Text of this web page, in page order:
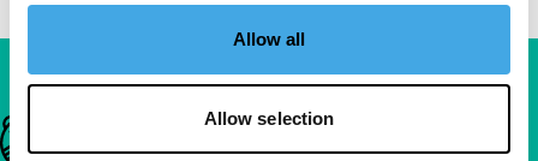
Allow all
Allow selection
Belangrijke links